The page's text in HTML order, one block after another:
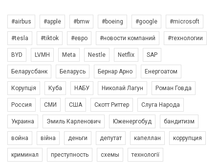
#airbus #apple #bmw #boeing #google #microsoft
#tesla #tiktok #евро #новости компаний #технологии
BYD LVMH Meta Nestle Netflix SAP
Беларусбанк Беларусь Бернар Арно Енергоатом
Корупція Куба НАБУ Николай Лагун Роман Говда
Россия СМИ США Скотт Риттер Слуга Народа
Украина Эмиль Карленович Юженергобуд бандитизм
война війна деньги депутат капеллан коррупция
криминал преступность схемы технології